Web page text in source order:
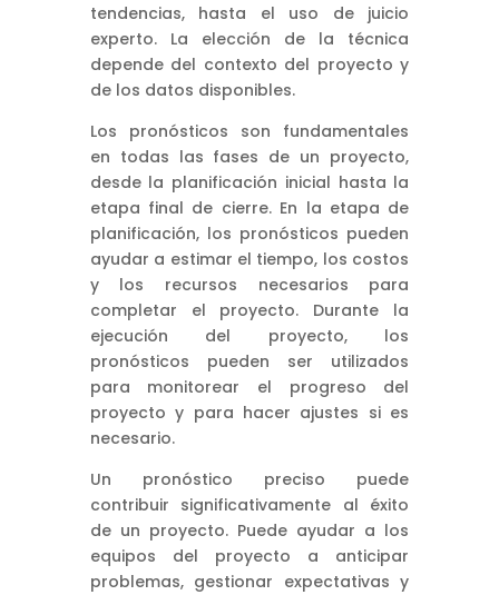
tendencias, hasta el uso de juicio
experto. La elección de la técnica
depende del contexto del proyecto y
de los datos disponibles.
Los pronósticos son fundamentales
en todas las fases de un proyecto,
desde la planificación inicial hasta la
etapa final de cierre. En la etapa de
planificación, los pronósticos pueden
ayudar a estimar el tiempo, los costos
y los recursos necesarios para
completar el proyecto. Durante la
ejecución del proyecto, los
pronósticos pueden ser utilizados
para monitorear el progreso del
proyecto y para hacer ajustes si es
necesario.
Un pronóstico preciso puede
contribuir significativamente al éxito
de un proyecto. Puede ayudar a los
equipos del proyecto a anticipar
problemas, gestionar expectativas y